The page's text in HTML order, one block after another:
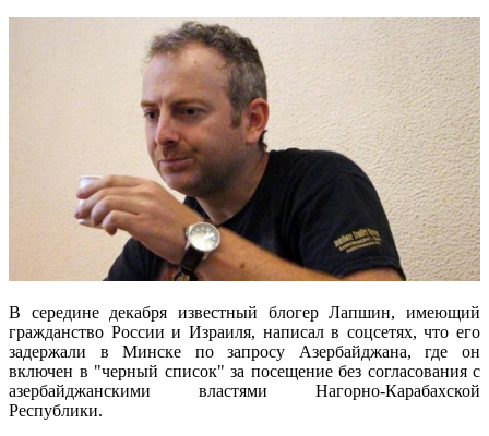
В середине декабря известный блогер Лапшин, имеющий
гражданство России и Израиля, написал в соцсетях, что его
задержали в Минске по запросу Азербайджана, где он
включен в "черный список" за посещение без согласования с
азербайджанскими властями Нагорно-Карабахской
Республики.